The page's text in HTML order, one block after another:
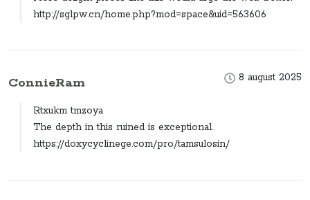
http://sglpw.cn/home.php?mod=space&uid=563606
8 august 2025
ConnieRam
Rtxukm tmzoya
The depth in this ruined is exceptional.
https://doxycyclinege.com/pro/tamsulosin/